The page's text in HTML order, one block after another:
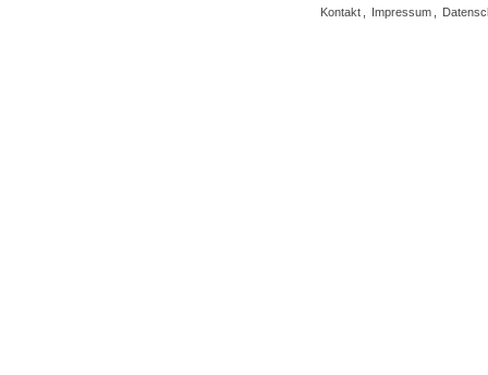
Kontakt
Impressum